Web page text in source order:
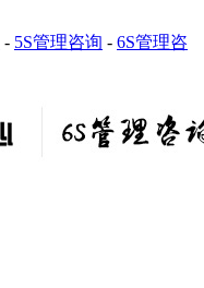
- 5S管理咨询 - 6S管理咨